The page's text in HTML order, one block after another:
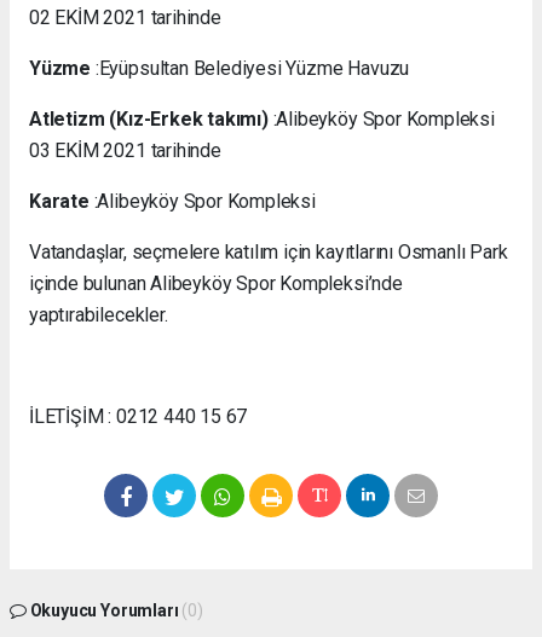
02 EKİM 2021 tarihinde
Yüzme :Eyüpsultan Belediyesi Yüzme Havuzu
Atletizm (Kız-Erkek takımı):Alibeyköy Spor Kompleksi
03 EKİM 2021 tarihinde
Karate :Alibeyköy Spor Kompleksi
Vatandaşlar, seçmelere katılım için kayıtlarını Osmanlı Park
içinde bulunan Alibeyköy Spor Kompleksi’nde
yaptırabilecekler.
İLETİŞİM : 0212 440 15 67
Okuyucu Yorumları (0)